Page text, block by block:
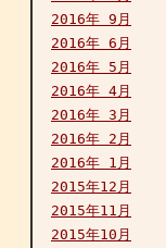
2016年 9月
2016年 6月
2016年 5月
2016年 4月
2016年 3月
2016年 2月
2016年 1月
2015年12月
2015年11月
2015年10月